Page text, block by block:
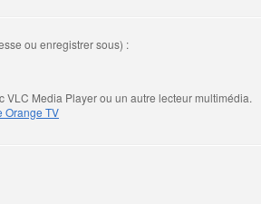
ou enregistrer sous) :
Media Player ou un autre lecteur multimédia.
Orange TV